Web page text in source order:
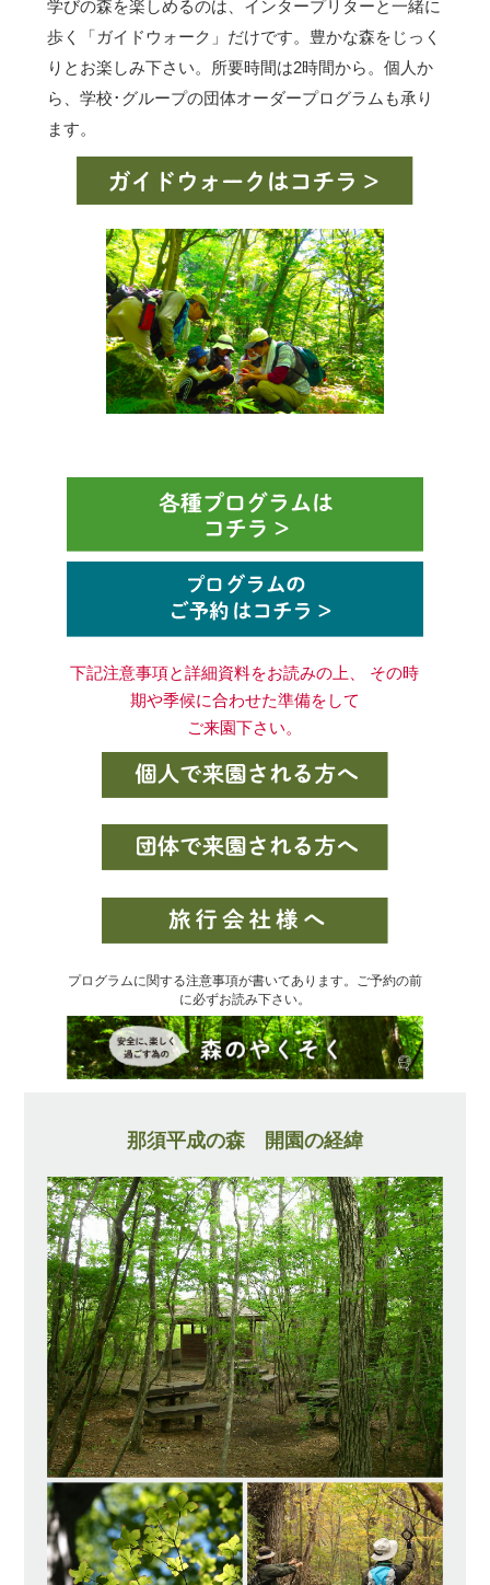
学びの森を楽しめるのは、インタープリターと一緒に
歩く「ガイドウォーク」だけです。豊かな森をじっく
りとお楽しみ下さい。所要時間は2時間から。個人か
ら、学校･グループの団体オーダープログラムも承り
ます。
下記注意事項と詳細資料をお読みの上、 その時
期や季候に合わせた準備をして
ご来園下さい。
プログラムに関する注意事項が書いてあります。ご予約の前
に必ずお読み下さい。
那須平成の森 開園の経緯